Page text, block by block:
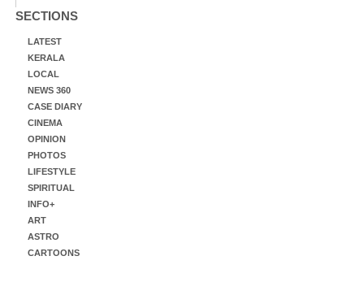
SECTIONS
LATEST
KERALA
LOCAL
NEWS 360
CASE DIARY
CINEMA
OPINION
PHOTOS
LIFESTYLE
SPIRITUAL
INFO+
ART
ASTRO
CARTOONS